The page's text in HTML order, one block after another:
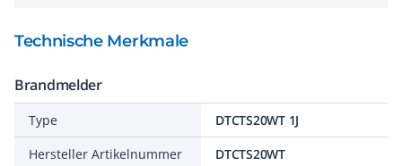
Technische Merkmale
Brandmelder
Type
DTCTS20WT 1J
Hersteller Artikelnummer
DTCTS20WT